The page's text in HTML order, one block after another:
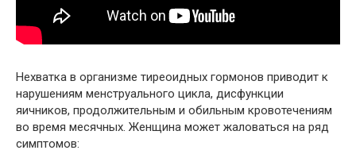
Нехватка в организме тиреоидных гормонов приводит к
нарушениям менструального цикла, дисфункции
яичников, продолжительным и обильным кровотечениям
во время месячных. Женщина может жаловаться на ряд
симптомов: